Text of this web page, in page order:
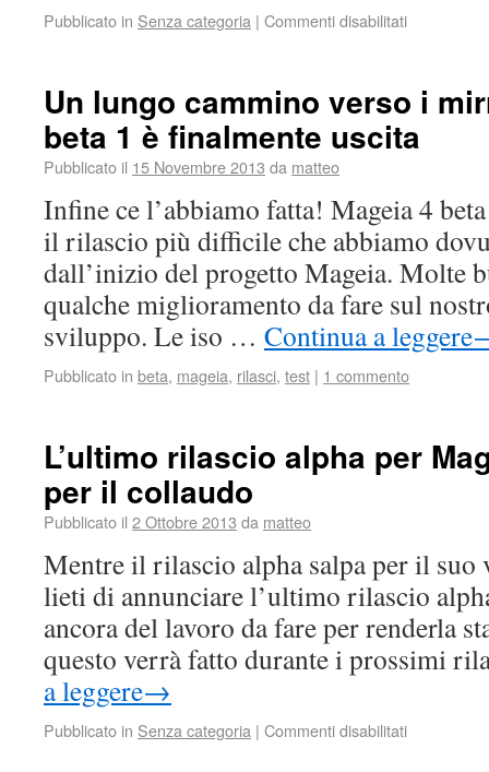
Pubblicato in Senza categoria | Commenti disabilitati
Un lungo cammino verso i
beta 1 è finalmente uscita
Pubblicato il 15 Novembre 2013 da matteo
Infine ce l’abbiamo fatta! Mageia 4
il rilascio più difficile che abbiamo
dall’inizio del progetto Mageia. Molte
qualche miglioramento da fare sul
sviluppo. Le iso … Continua a leggere
Pubblicato in beta, mageia, rilasci, test | 1 commento
L’ultimo rilascio alpha per
per il collaudo
Pubblicato il 2 Ottobre 2013 da matteo
Mentre il rilascio alpha salpa per il suo
lieti di annunciare l’ultimo rilascio
ancora del lavoro da fare per renderla
questo verrà fatto durante i prossimi
a leggere→
Pubblicato in Senza categoria | Commenti disabilitati